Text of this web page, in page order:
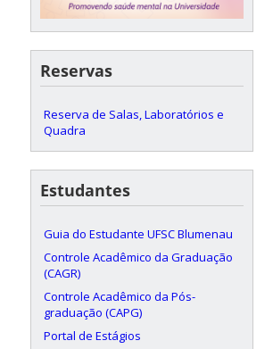
Reservas
Reserva de Salas, Laboratórios e
Quadra
Estudantes
Guia do Estudante UFSC Blumenau
Controle Acadêmico da Graduação
(CAGR)
Controle Acadêmico da Pós-
graduação (CAPG)
Portal de Estágios